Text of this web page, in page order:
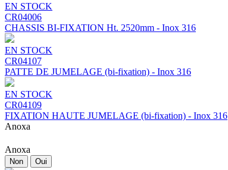
EN STOCK
CR04006
CHASSIS BI-FIXATION Ht. 2520mm - Inox 316
EN STOCK
CR04107
PATTE DE JUMELAGE (bi-fixation) - Inox 316
EN STOCK
CR04109
FIXATION HAUTE JUMELAGE (bi-fixation) - Inox 316
Anoxa
Anoxa
Non Oui